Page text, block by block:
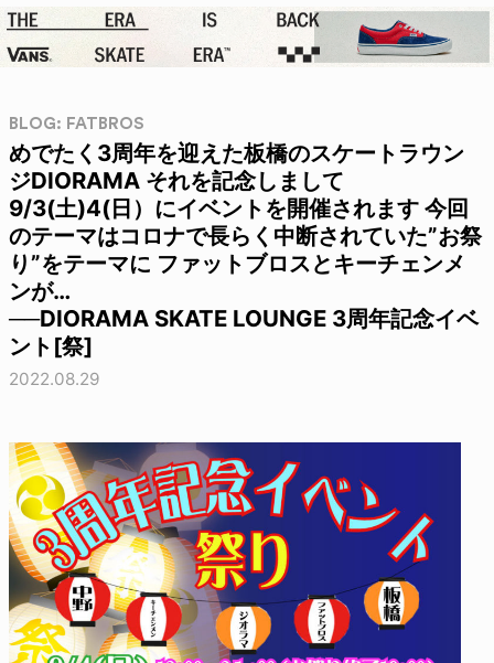
BLOG: FATBROS
めでたく3周年を迎えた板橋のスケートラウン
ジDIORAMA それを記念しまして
9/3(土)4(日）にイベントを開催されます 今回
のテーマはコロナで長らく中断されていた”お祭
り”をテーマに ファットブロスとキーチェンメ
ンが…
──DIORAMA SKATE LOUNGE 3周年記念イベ
ント[祭]
2022.08.29